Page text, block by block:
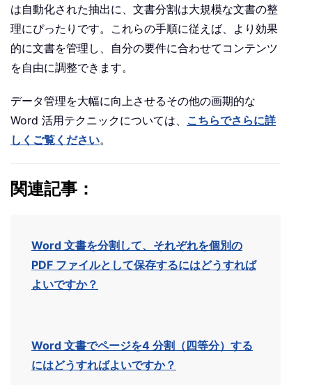
は自動化された抽出に、文書分割は大規模な文書の整
理にぴったりです。これらの手順に従えば、より効果
的に文書を管理し、自分の要件に合わせてコンテンツ
を自由に調整できます。
データ管理を大幅に向上させるその他の画期的な
Word 活用テクニックについては、 こちらでさらに詳
しくご覧ください。
関連記事：
Word 文書を分割して、それぞれを個別の
PDF ファイルとして保存するにはどうすれば
よいですか？
Word 文書でページを4 分割（四等分）する
にはどうすればよいですか？